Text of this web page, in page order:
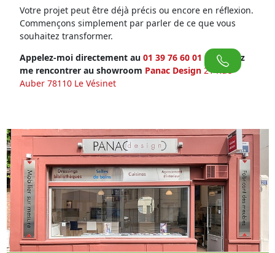
Votre projet peut être déjà précis ou encore en réflexion.
Commençons simplement par parler de ce que vous
souhaitez transformer.
Appelez-moi directement au 01 39 76 60 01 ou venez
me rencontrer au showroom Panac Design 21 Rue
Auber 78110 Le Vésinet